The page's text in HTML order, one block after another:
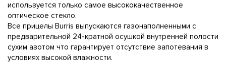
используется только самое высококачественное
оптическое стекло.
Все прицелы Burris выпускаются газонаполненными с
предварительной 24-кратной осушкой внутренней полости
сухим азотом что гарантирует отсутствие запотевания в
условиях высокой влажности.